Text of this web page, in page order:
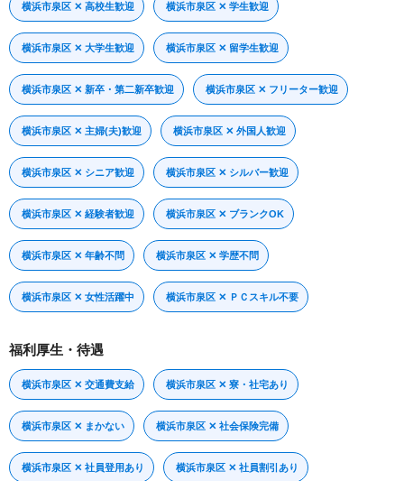
横浜市泉区 ✕ 高校生歓迎 横浜市泉区 ✕ 学生歓迎
横浜市泉区 ✕ 大学生歓迎 横浜市泉区 ✕ 留学生歓迎
横浜市泉区 ✕ 新卒・第二新卒歓迎 横浜市泉区 ✕ フリーター歓迎
横浜市泉区 ✕ 主婦(夫)歓迎 横浜市泉区 ✕ 外国人歓迎
横浜市泉区 ✕ シニア歓迎 横浜市泉区 ✕ シルバー歓迎
横浜市泉区 ✕ 経験者歓迎 横浜市泉区 ✕ ブランクOK
横浜市泉区 ✕ 年齢不問 横浜市泉区 ✕ 学歴不問
横浜市泉区 ✕ 女性活躍中 横浜市泉区 ✕ ＰＣスキル不要
福利厚生・待遇
横浜市泉区 ✕ 交通費支給 横浜市泉区 ✕ 寮・社宅あり
横浜市泉区 ✕ まかない 横浜市泉区 ✕ 社会保険完備
横浜市泉区 ✕ 社員登用あり 横浜市泉区 ✕ 社員割引あり